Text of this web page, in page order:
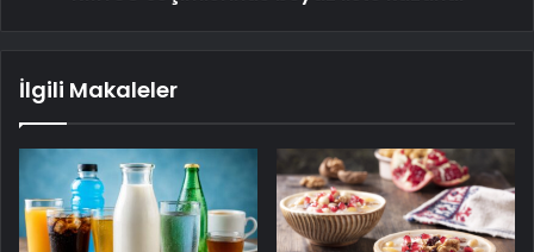
İlgili Makaleler